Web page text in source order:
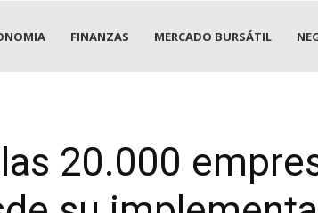
FINANZAS MERCADO BURSÁTIL
20.000